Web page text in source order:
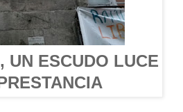
UN ESCUDO LUCE